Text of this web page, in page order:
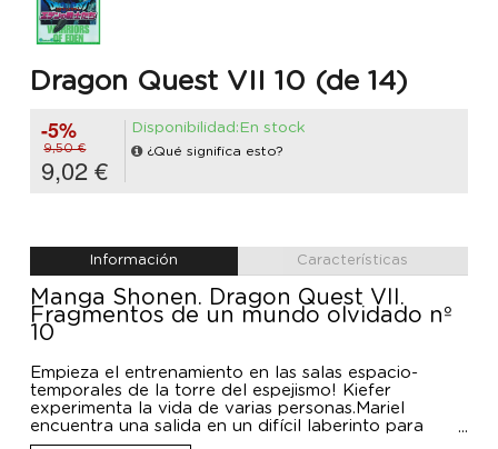
Dragon Quest VII 10 (de 14)
-5%
9,50 €
9,02 €
Disponibilidad:En stock
¿Qué significa esto?
Información Características
Manga Shonen. Dragon Quest VII.
Fragmentos de un mundo olvidado nº
10
Empieza el entrenamiento en las salas espacio-
temporales de la torre del espejismo! Kiefer
experimenta la vida de varias personas.Mariel
encuentra una salida en un difícil laberinto para
dominar la magia. Gronzo entra en la Sala del Vacío: